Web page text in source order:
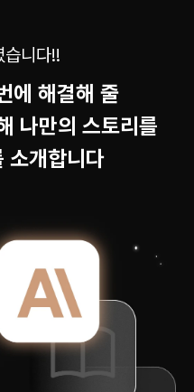
습니다!!
에 해결해 줄
나만의 스토리를
소개합니다